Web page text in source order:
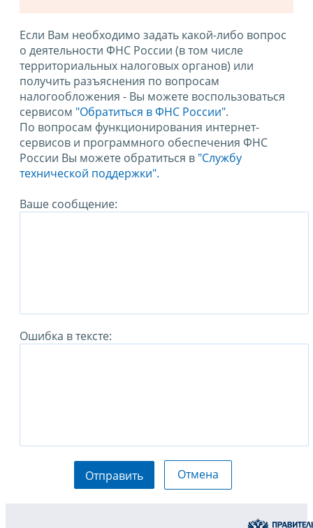
Если Вам необходимо задать какой-либо вопрос
о деятельности ФНС России (в том числе
территориальных налоговых органов) или
получить разъяснения по вопросам
налогообложения - Вы можете воспользоваться
сервисом "Обратиться в ФНС России".
По вопросам функционирования интернет-
сервисов и программного обеспечения ФНС
России Вы можете обратиться в "Службу
технической поддержки".
Ваше сообщение:
Ошибка в тексте:
Отправить Отмена